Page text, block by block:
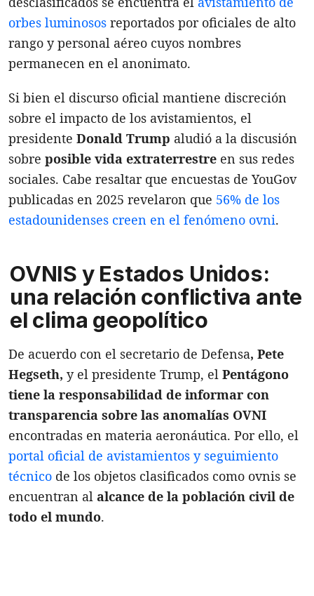
orbes luminosos reportados por oficiales de alto
rango y personal aéreo cuyos nombres
permanecen en el anonimato.
Si bien el discurso oficial mantiene discreción
sobre el impacto de los avistamientos, el
presidente Donald Trump aludió a la discusión
sobre posible vida extraterrestre en sus redes
sociales. Cabe resaltar que encuestas de YouGov
publicadas en 2025 revelaron que 56% de los
estadounidenses creen en el fenómeno ovni.
OVNIS y Estados Unidos:
una relación conflictiva ante
el clima geopolítico
De acuerdo con el secretario de Defensa, Pete
Hegseth, y el presidente Trump, el Pentágono
tiene la responsabilidad de informar con
transparencia sobre las anomalías OVNI
encontradas en materia aeronáutica. Por ello, el
portal oficial de avistamientos y seguimiento
técnico de los objetos clasificados como ovnis se
encuentran al alcance de la población civil de
todo el mundo.